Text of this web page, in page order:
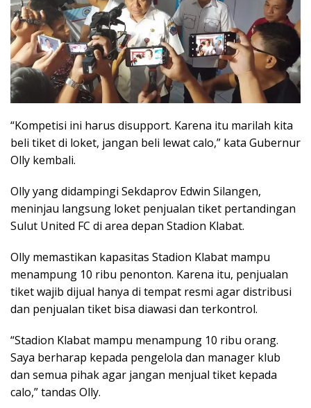
“Kompetisi ini harus disupport. Karena itu marilah kita
beli tiket di loket, jangan beli lewat calo,” kata Gubernur
Olly kembali.
Olly yang didampingi Sekdaprov Edwin Silangen,
meninjau langsung loket penjualan tiket pertandingan
Sulut United FC di area depan Stadion Klabat.
Olly memastikan kapasitas Stadion Klabat mampu
menampung 10 ribu penonton. Karena itu, penjualan
tiket wajib dijual hanya di tempat resmi agar distribusi
dan penjualan tiket bisa diawasi dan terkontrol.
“Stadion Klabat mampu menampung 10 ribu orang.
Saya berharap kepada pengelola dan manager klub
dan semua pihak agar jangan menjual tiket kepada
calo,” tandas Olly.